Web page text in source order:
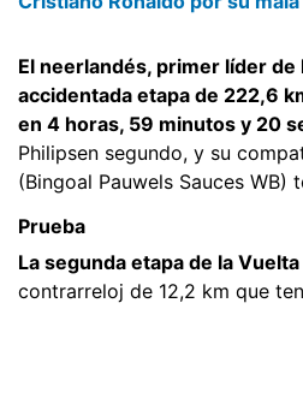
El neerlandés, primer líder
accidentada etapa de 222,6
en 4 horas, 59 minutos y 20
Philipsen segundo, y su
(Bingoal Pauwels Sauces WB)
Prueba
La segunda etapa de la
contrarreloj de 12,2 km que